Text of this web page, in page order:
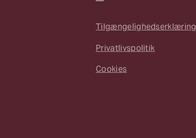
Tilgængelighedserklæring
Privatlivspolitik
Cookies